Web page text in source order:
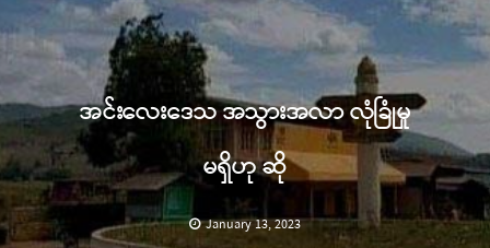
အင်းလေးဒေသ အသွားအလာ လုံခြုံမှု
မရှိဟု ဆို
January 13, 2023